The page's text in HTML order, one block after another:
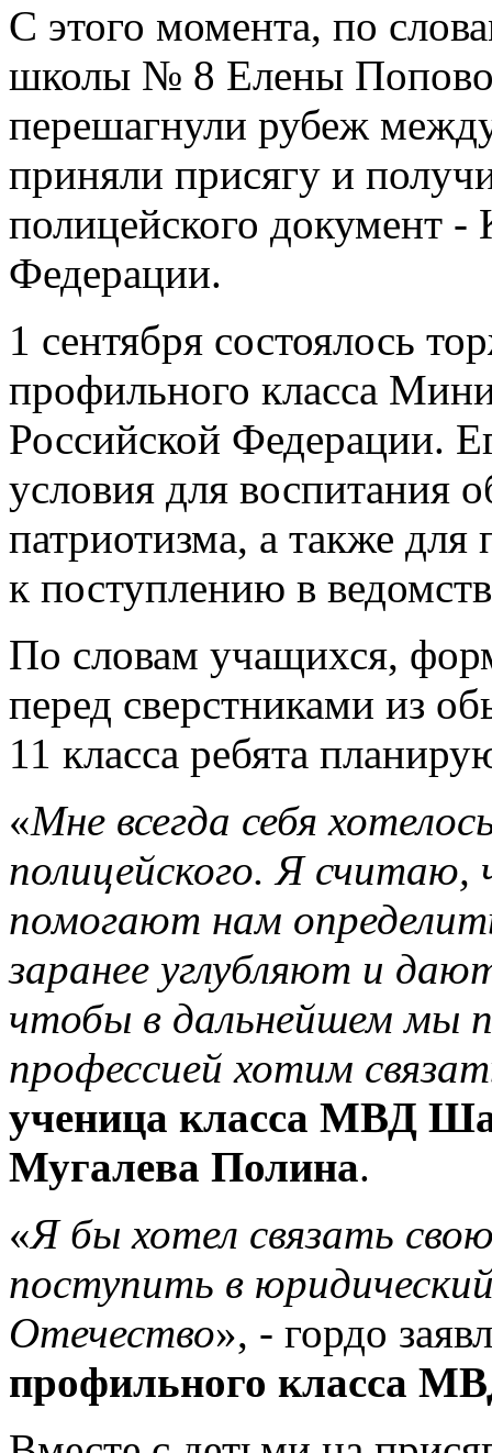
С этого момента, по
школы № 8 Елены
перешагнули рубеж
приняли присягу и
полицейского документ
Федерации.
1 сентября состоялось
профильного класса
Российской Федерации.
условия для воспитания
патриотизма, а также
к поступлению в
По словам учащихся,
перед сверстниками из
11 класса ребята
«Мне всегда себя
полицейского. Я
помогают нам
заранее углубляют и
чтобы в дальнейшем мы
профессией хотим
ученица класса МВД
Мугалева Полина.
«Я бы хотел связать
поступить в
Отечество», - гордо
профильного класса